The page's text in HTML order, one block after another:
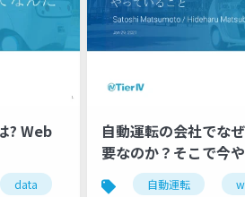
? Web
data cicd
自動運転の会社でな
要なのか？そこで今
自動運転